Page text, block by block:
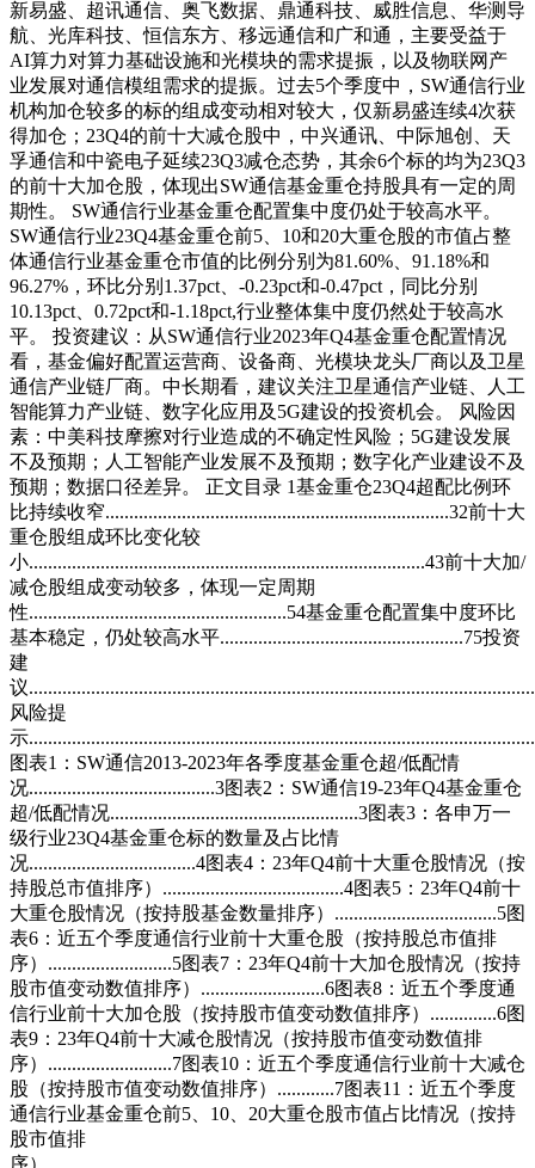
新易盛、超讯通信、奥飞数据、鼎通科技、威胜信息、华测导
航、光库科技、恒信东方、移远通信和广和通，主要受益于
AI算力对算力基础设施和光模块的需求提振，以及物联网产
业发展对通信模组需求的提振。过去5个季度中，SW通信行业
机构加仓较多的标的组成变动相对较大，仅新易盛连续4次获
得加仓；23Q4的前十大减仓股中，中兴通讯、中际旭创、天
孚通信和中瓷电子延续23Q3减仓态势，其余6个标的均为23Q3
的前十大加仓股，体现出SW通信基金重仓持股具有一定的周
期性。 SW通信行业基金重仓配置集中度仍处于较高水平。
SW通信行业23Q4基金重仓前5、10和20大重仓股的市值占整
体通信行业基金重仓市值的比例分别为81.60%、91.18%和
96.27%，环比分别1.37pct、-0.23pct和-0.47pct，同比分别
10.13pct、0.72pct和-1.18pct,行业整体集中度仍然处于较高水
平。 投资建议：从SW通信行业2023年Q4基金重仓配置情况
看，基金偏好配置运营商、设备商、光模块龙头厂商以及卫星
通信产业链厂商。中长期看，建议关注卫星通信产业链、人工
智能算力产业链、数字化应用及5G建设的投资机会。 风险因
素：中美科技摩擦对行业造成的不确定性风险；5G建设发展
不及预期；人工智能产业发展不及预期；数字化产业建设不及
预期；数据口径差异。 正文目录 1基金重仓23Q4超配比例环
比持续收窄........................................................................32前十大
重仓股组成环比变化较
小...................................................................................43前十大加/
减仓股组成变动较多，体现一定周期
性......................................................54基金重仓配置集中度环比
基本稳定，仍处较高水平...................................................75投资
建
议
风险提
示
图表1：SW通信2013-2023年各季度基金重仓超/低配情
况.......................................3图表2：SW通信19-23年Q4基金重仓
超/低配情况....................................................3图表3：各申万一
级行业23Q4基金重仓标的数量及占比情
况...................................4图表4：23年Q4前十大重仓股情况（按
持股总市值排序）......................................4图表5：23年Q4前十
大重仓股情况（按持股基金数量排序）..................................5图
表6：近五个季度通信行业前十大重仓股（按持股总市值排
序）..........................5图表7：23年Q4前十大加仓股情况（按持
股市值变动数值排序）..........................6图表8：近五个季度通
信行业前十大加仓股（按持股市值变动数值排序）..............6图
表9：23年Q4前十大减仓股情况（按持股市值变动数值排
序）..........................7图表10：近五个季度通信行业前十大减仓
股（按持股市值变动数值排序）............7图表11：近五个季度
通信行业基金重仓前5、10、20大重仓股市值占比情况（按持
股市值排
序）